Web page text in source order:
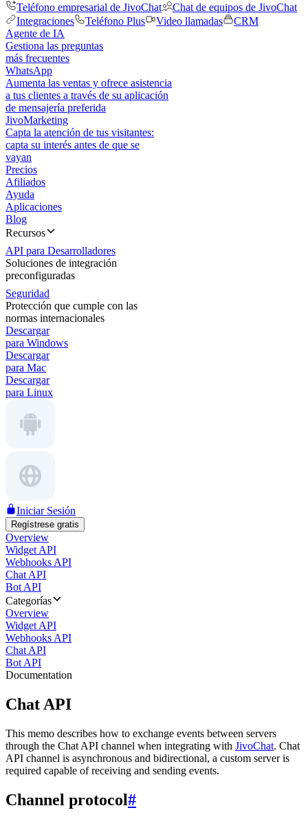
Teléfono empresarial de JivoChat
Chat de equipos de JivoChat
Integraciones
Teléfono Plus Video llamadas
CRM
Agente de IA
Gestiona las preguntas
más frecuentes
WhatsApp
Aumenta las ventas y ofrece asistencia
a tus clientes a través de su aplicación
de mensajería preferida
JivoMarketing
Capta la atención de tus visitantes:
capta su interés antes de que se
vayan
Precios
Afiliados
Ayuda
Aplicaciones
Blog
Recursos
API para Desarrolladores
Soluciones de integración
preconfiguradas
Seguridad
Protección que cumple con las
normas internacionales
Descargar
para Windows
Descargar
para Mac
Descargar
para Linux
Iniciar Sesión
Regístrese gratis
Overview
Widget API
Webhooks API
Chat API
Bot API
Categorías
Overview
Widget API
Webhooks API
Chat API
Bot API
Documentation
Chat API
This memo describes how to exchange events between servers
through the Chat API channel when integrating with JivoChat. Chat
API channel is asynchronous and bidirectional, a custom server is
required capable of receiving and sending events.
Channel protocol#